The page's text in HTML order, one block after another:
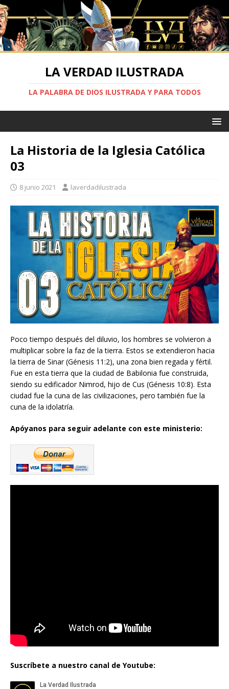
LA VERDAD ILUSTRADA
LA PALABRA DE DIOS ILUSTRADA Y PARA TODOS
La Historia de la Iglesia Católica
03
8 junio 2021 laverdadilustrada
Poco tiempo después del diluvio, los hombres se volvieron a
multiplicar sobre la faz de la tierra. Estos se extendieron hacia
la tierra de Sinar (Génesis 11:2), una zona bien regada y fértil.
Fue en esta tierra que la ciudad de Babilonia fue construida,
siendo su edificador Nimrod, hijo de Cus (Génesis 10:8). Esta
ciudad fue la cuna de las civilizaciones, pero también fue la
cuna de la idolatría.
Apóyanos para seguir adelante con este ministerio:
Suscríbete a nuestro canal de Youtube: